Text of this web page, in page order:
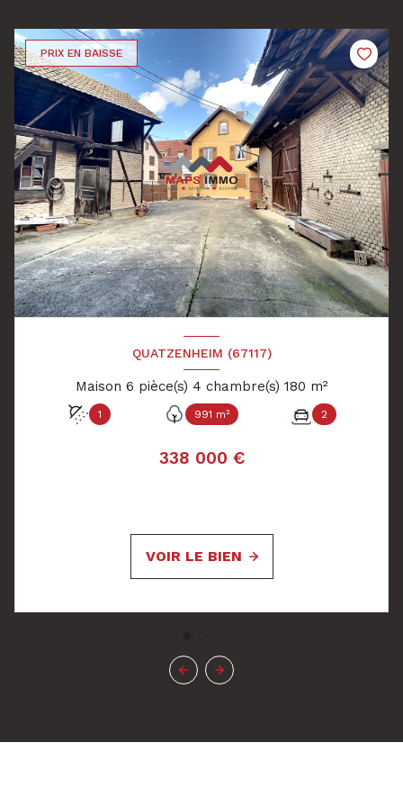
PRIX EN BAISSE
QUATZENHEIM (67117)
Maison 6 pièce(s) 4 chambre(s) 180 m²
1 991 m² 2
338 000 €
VOIR LE BIEN